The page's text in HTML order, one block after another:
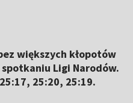
większych kłopotów
Ligi Narodów.
25:20, 25:19.